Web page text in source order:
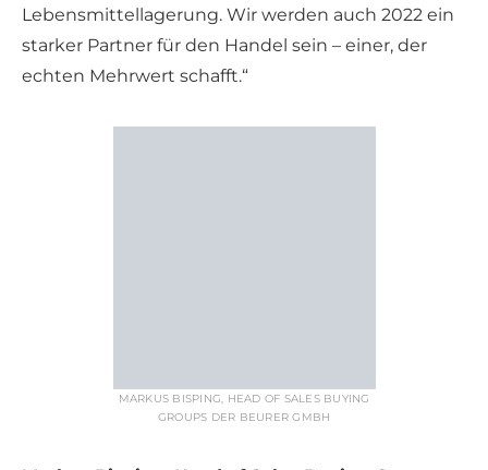
Lebensmittellagerung. Wir werden auch 2022 ein
starker Partner für den Handel sein – einer, der
echten Mehrwert schafft.“
MARKUS BISPING, HEAD OF SALES BUYING
GROUPS DER BEURER GMBH